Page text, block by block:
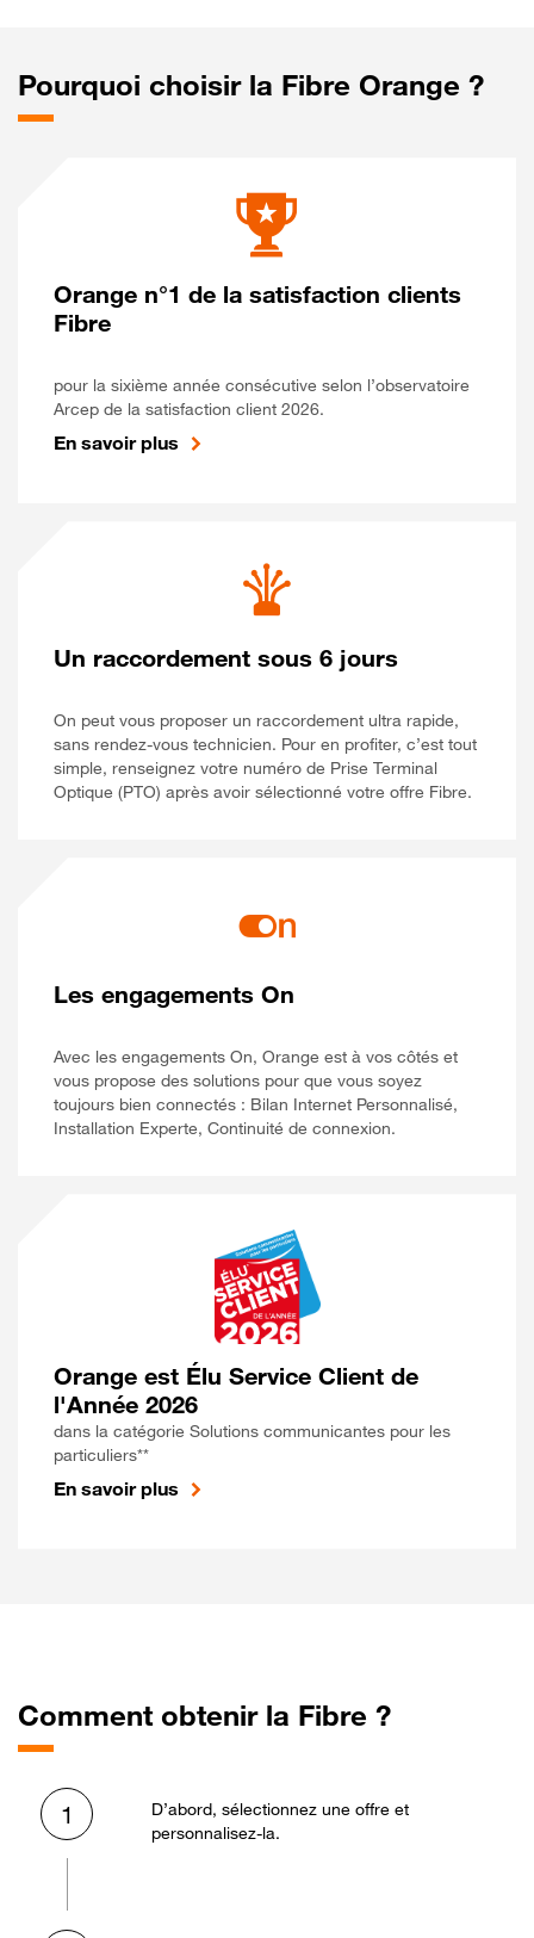
Pourquoi choisir la Fibre Orange ?
Orange n°1 de la satisfaction clients
Fibre
pour la sixième année consécutive selon l’observatoire
Arcep de la satisfaction client 2026.
En savoir plus
Un raccordement sous 6 jours
On peut vous proposer un raccordement ultra rapide,
sans rendez-vous technicien. Pour en profiter, c’est tout
simple, renseignez votre numéro de Prise Terminal
Optique (PTO) après avoir sélectionné votre offre Fibre.
Les engagements On
Avec les engagements On, Orange est à vos côtés et
vous propose des solutions pour que vous soyez
toujours bien connectés : Bilan Internet Personnalisé,
Installation Experte, Continuité de connexion.
Orange est Élu Service Client de
l'Année 2026
dans la catégorie Solutions communicantes pour les
particuliers**
En savoir plus
Comment obtenir la Fibre ?
1
D’abord, sélectionnez une offre et
personnalisez-la.